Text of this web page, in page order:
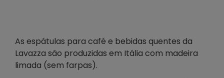
As espátulas para café e bebidas quentes da
Lavazza são produzidas em Itália com madeira
limada (sem farpas).